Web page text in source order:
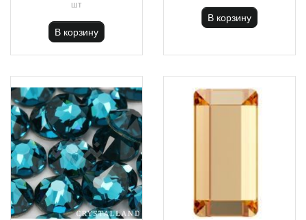
шт
В корзину
В корзину